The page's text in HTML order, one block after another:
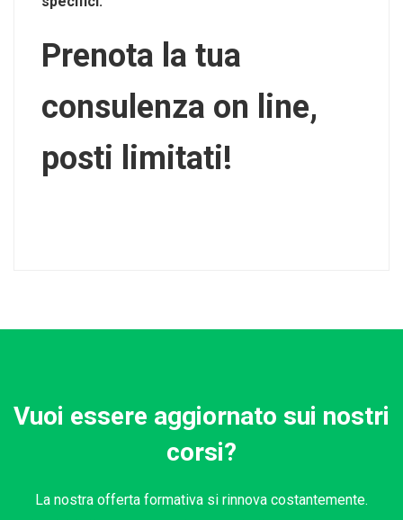
Prenota la tua
consulenza on line,
posti limitati!
Vuoi essere aggiornato sui nostri
corsi?
La nostra offerta formativa si rinnova costantemente.